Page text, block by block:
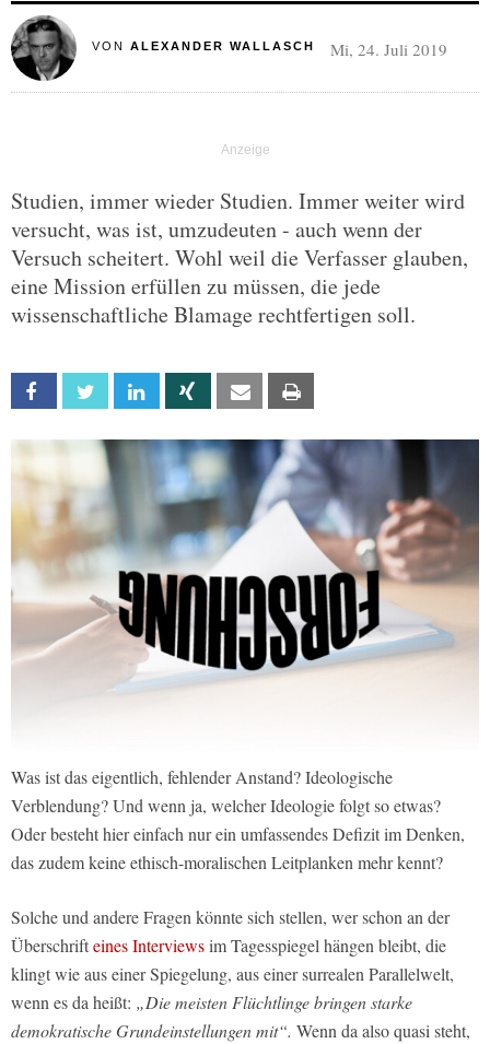
VON ALEXANDER WALLASCH Mi, 24. Juli 2019
Studien, immer wieder Studien. Immer weiter wird
versucht, was ist, umzudeuten - auch wenn der
Versuch scheitert. Wohl weil die Verfasser glauben,
eine Mission erfüllen zu müssen, die jede
wissenschaftliche Blamage rechtfertigen soll.
Facebook Twitter Linkedin Xing Email
Was ist das eigentlich, fehlender Anstand? Ideologische
Verblendung? Und wenn ja, welcher Ideologie folgt so etwas?
Oder besteht hier einfach nur ein umfassendes Defizit im Denken,
das zudem keine ethisch-moralischen Leitplanken mehr kennt?
Solche und andere Fragen könnte sich stellen, wer schon an der
Überschrifteines Interviewsim Tagesspiegel hängen bleibt, die
klingt wie aus einer Spiegelung, aus einer surrealen Parallelwelt,
wenn es da heißt: „Die meisten Flüchtlinge bringen starke
demokratische Grundeinstellungen mit“. Wenn da also quasi steht,